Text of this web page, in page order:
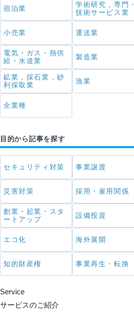
宿泊業
学術研究，専門・
技術サービス業
小売業 運送業
電気・ガス・熱供
給・水道業
製造業
鉱業，採石業，砂
利採取業
漁業
全業種
目的から記事を探す
セキュリティ対策 事業譲渡
災害対策 採用・雇用関係
創業・起業・スタ
ートアップ
設備投資
エコ化 海外展開
知的財産権 事業再生・転換
Service
サービスのご紹介